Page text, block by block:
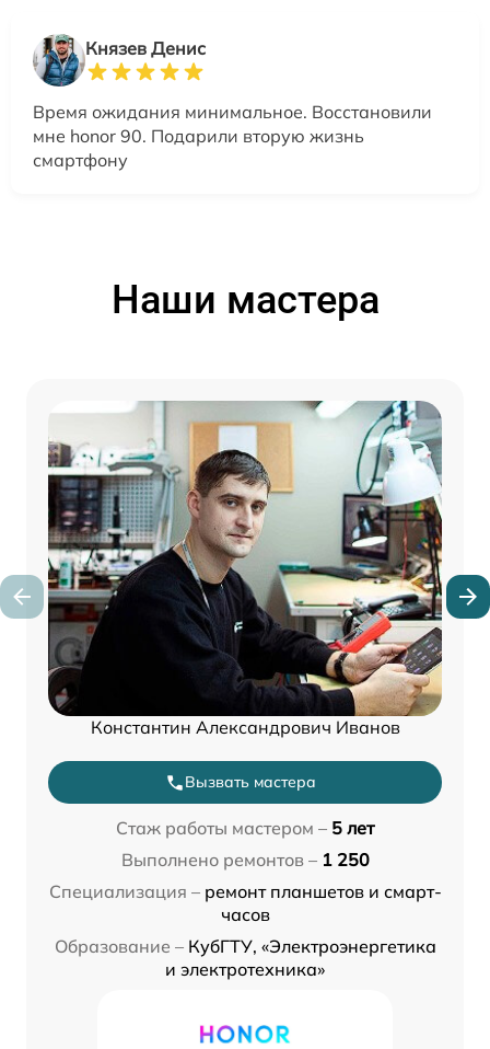
Князев Денис
Время ожидания минимальное. Восстановили
мне honor 90. Подарили вторую жизнь
смартфону
Наши мастера
Константин Александрович Иванов
Вызвать мастера
Стаж работы мастером – 5 лет
Выполнено ремонтов – 1 250
Специализация – ремонт планшетов и смарт-
часов
Образование – КубГТУ, «Электроэнергетика
и электротехника»